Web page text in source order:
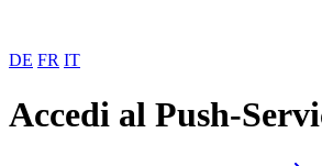
DE FR IT
Accedi al Push-